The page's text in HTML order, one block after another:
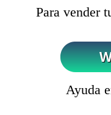
Para vender
Ayuda